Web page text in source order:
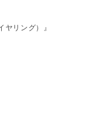
ヤリング）』